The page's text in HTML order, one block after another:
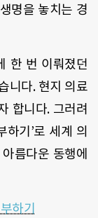
명을 놓치는 경
한 번 이뤄졌던
니다. 현지 의료
합니다. 그러려
기’로 세계 의
름다운 동행에
하기